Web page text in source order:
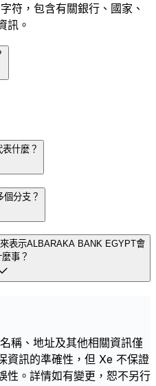
符，包含有關銀行、國家、
訊。
什麼？
分支？
表示ALBARAKA BANK EGYPT會
事？
稱、地址及其他相關資訊僅
資訊的準確性，但 Xe 不保證
性。詳情如有變更，恕不另行